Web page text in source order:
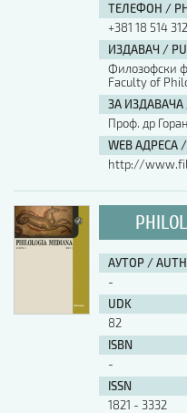
ТЕЛЕФОН /
+381 18 514
ИЗДАВАЧ /
Филозофски
Faculty of
ЗА ИЗДАВАЧА /
Проф. др
WEB АДРЕСА /
http://
АУТОР /
-
UDK
82
ISBN
-
ISSN
1821 - 3332